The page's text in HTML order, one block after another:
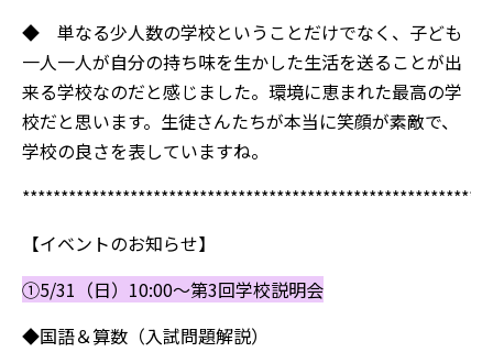
◆ 単なる少人数の学校ということだけでなく、子ども
一人一人が自分の持ち味を生かした生活を送ることが出
来る学校なのだと感じました。環境に恵まれた最高の学
校だと思います。生徒さんたちが本当に笑顔が素敵で、
学校の良さを表していますね。
【イベントのお知らせ】
①5/31（日）10:00～第3回学校説明会
◆国語＆算数（入試問題解説）